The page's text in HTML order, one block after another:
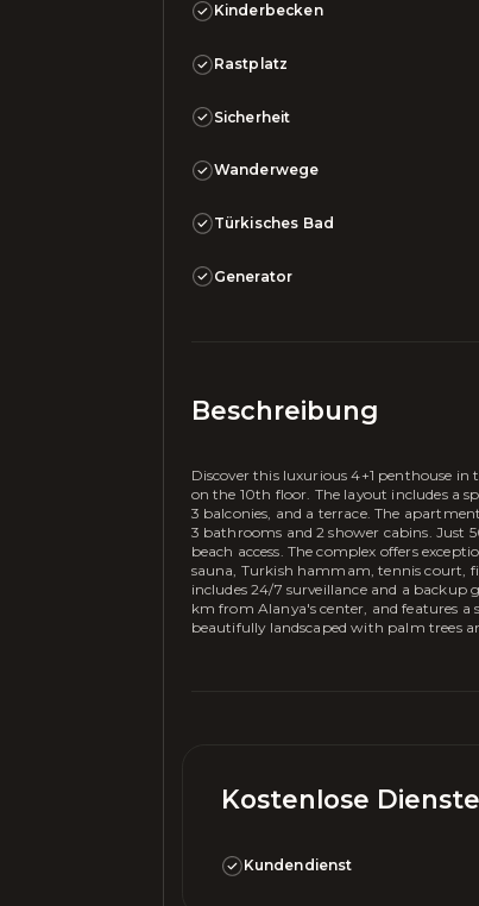
Kinderbecken
Rastplatz
Sicherheit
Wanderwege
Türkisches Bad
Generator
Beschreibung
Discover this luxurious 4+1 penthouse
on the 10th floor. The layout includes a
3 balconies, and a terrace. The
3 bathrooms and 2 shower cabins. Just
beach access. The complex offers
sauna, Turkish hammam, tennis court,
includes 24/7 surveillance and a backup
km from Alanya's center, and features a
beautifully landscaped with palm trees
Kostenlose Dienste
Kundendienst